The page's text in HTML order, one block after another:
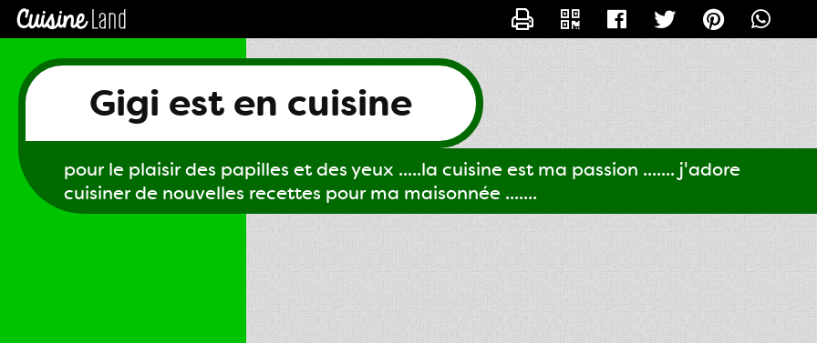
Gigi est en cuisine
pour le plaisir des papilles et des yeux .....la cuisine est ma passion ....... j'adore
cuisiner de nouvelles recettes pour ma maisonnée .......
CONTACTER GIGI61